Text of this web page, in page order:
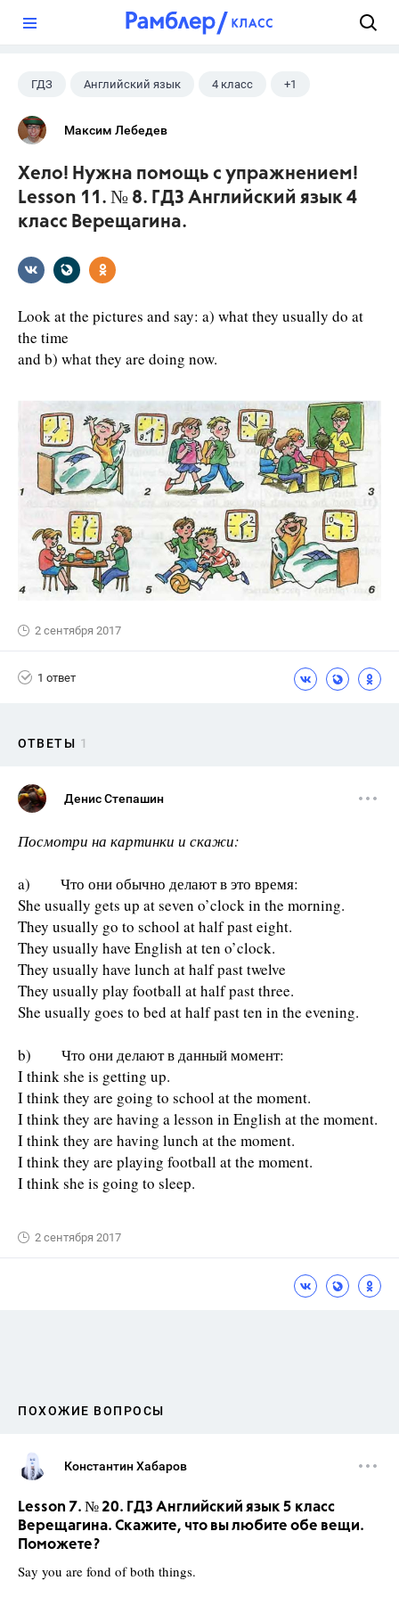
ГДЗ Английский язык 4 класс +1
Верещагина И.Н.
Максим Лебедев
Хело! Нужна помощь с упражнением!
Lesson 11. № 8. ГДЗ Английский язык 4
класс Верещагина.
Look at the pictures and say: a) what they usually do at
the time
and b) what they are doing now.
2 сентября 2017
1 ответ
ОТВЕТЫ 1
Денис Степашин
Посмотри на картинки и скажи:
a) Что они обычно делают в это время:
She usually gets up at seven o’clock in the morning.
They usually go to school at half past eight.
They usually have English at ten o’clock.
They usually have lunch at half past twelve
They usually play football at half past three.
She usually goes to bed at half past ten in the evening.
b) Что они делают в данный момент:
I think she is getting up.
I think they are going to school at the moment.
I think they are having a lesson in English at the moment.
I think they are having lunch at the moment.
I think they are playing football at the moment.
I think she is going to sleep.
2 сентября 2017
ПОХОЖИЕ ВОПРОСЫ
Константин Хабаров
Lesson 7. № 20. ГДЗ Английский язык 5 класс
Верещагина. Скажите, что вы любите обе вещи.
Поможете?
Say you are fond of both things.